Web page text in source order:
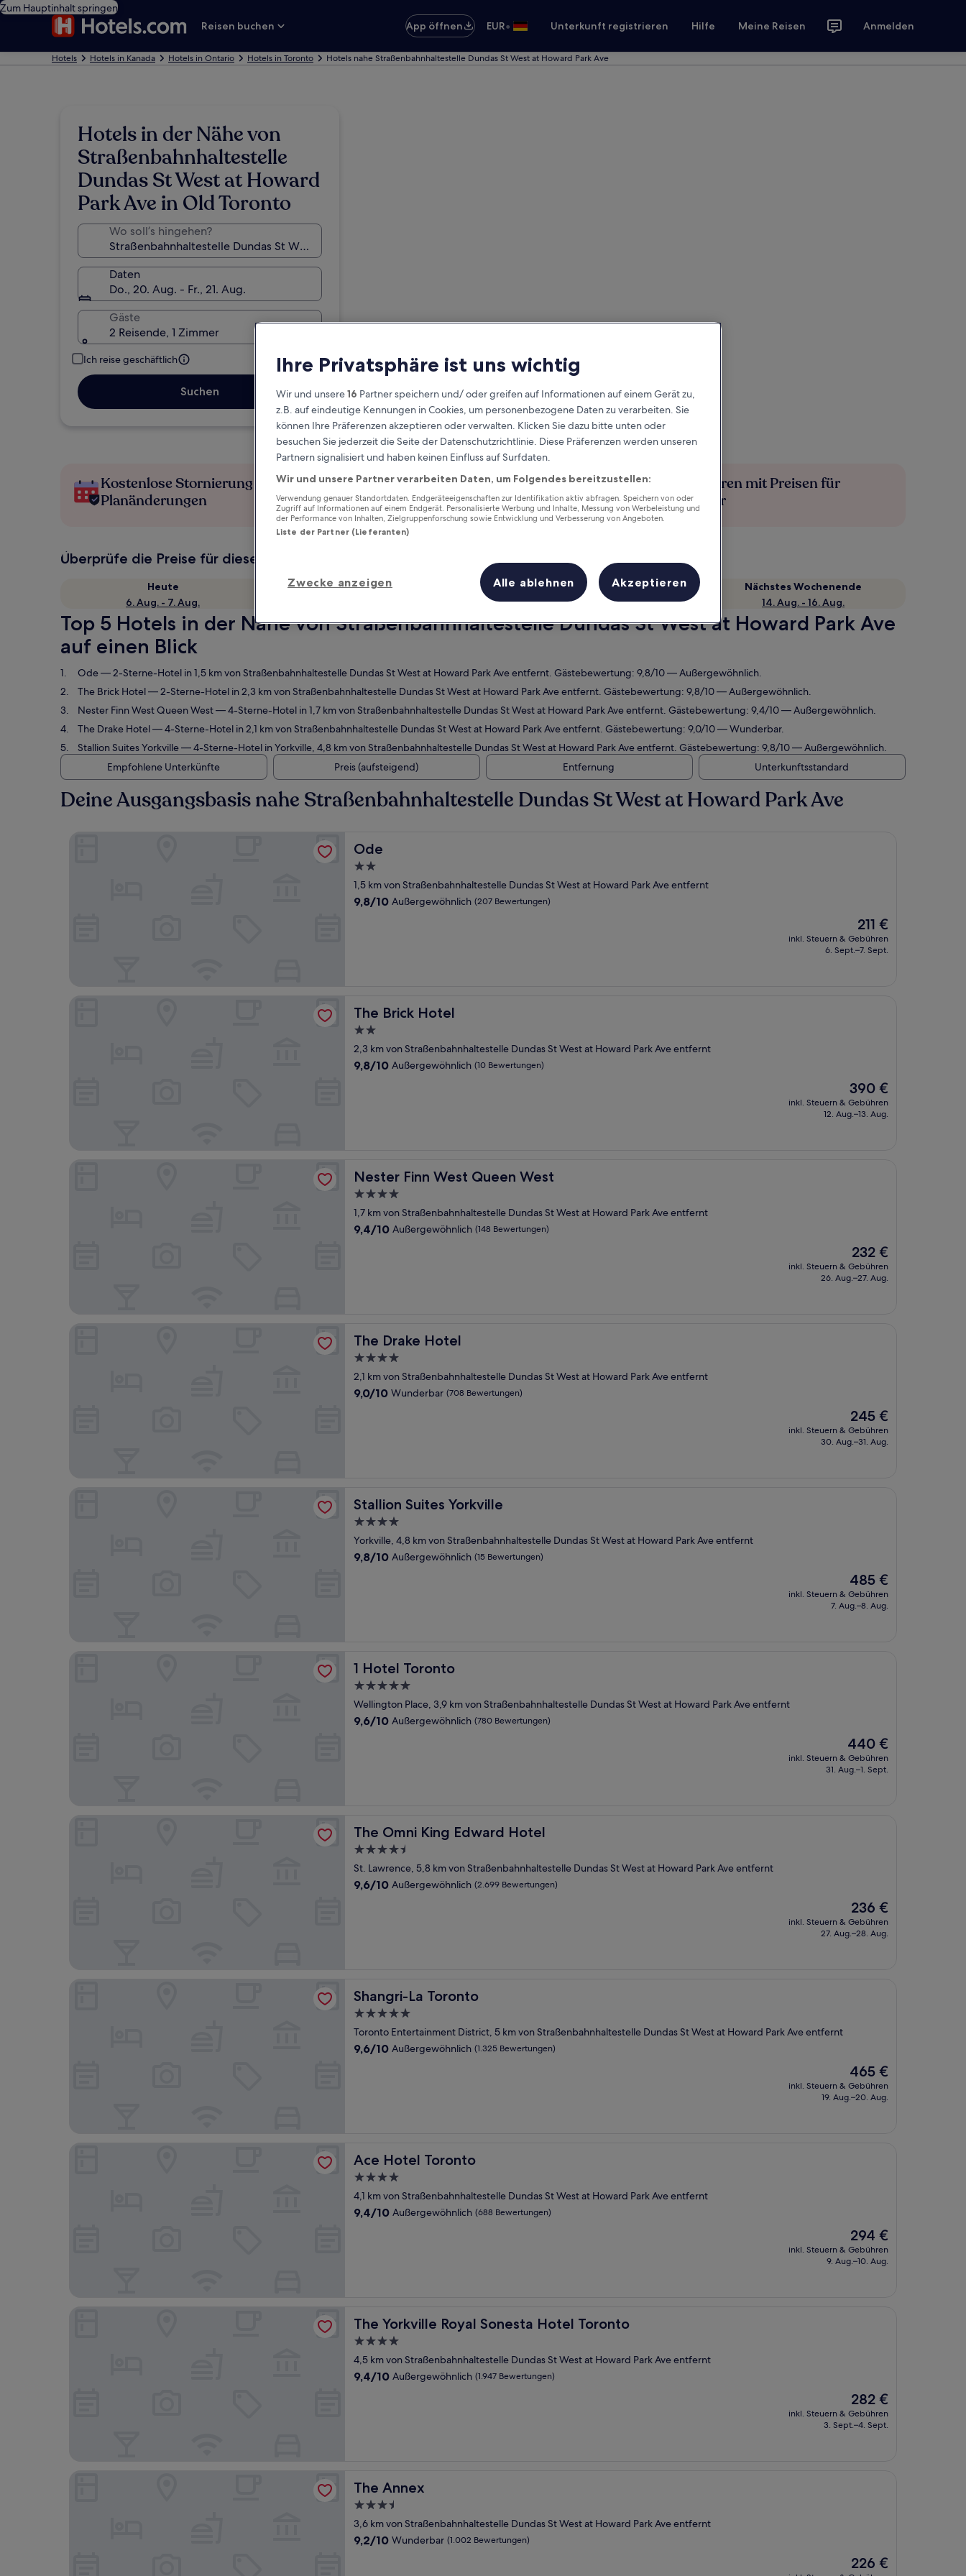
Zum Hauptinhalt springen
Reisen buchen
App öffnen EUR• Unterkunft registrieren Hilfe Meine Reisen Anmelden
Hotels Hotels in Kanada Hotels in Ontario Hotels in Toronto Hotels nahe Straßenbahnhaltestelle Dundas St West at Howard Park Ave
Hotels in der Nähe von
Straßenbahnhaltestelle
Dundas St West at Howard
Park Ave in Old Toronto
Wo soll’s hingehen?
Daten
Do., 20. Aug. - Fr., 21. Aug.
Gäste
2 Reisende, 1 Zimmer
Ich reise geschäftlich
Suchen
Kostenlose Stornierung bei
Planänderungen
Verdiene Prämien für jede
wahrgenommene Übernachtung
Mehr sparen mit Preisen für
Mitglieder
Überprüfe die Preise für diese Daten
Heute
6. Aug. - 7. Aug.
Morgen
Dieses Wochenende
7. Aug. - 9. Aug.
Nächstes Wochenende
14. Aug. - 16. Aug.
Top 5 Hotels in der Nähe von Straßenbahnhaltestelle Dundas St West at Howard Park Ave
auf einen Blick
Ode— 2-Sterne-Hotel in 1,5 km von Straßenbahnhaltestelle Dundas St West at Howard Park Ave entfernt. Gästebewertung: 9,8/10 — Außergewöhnlich.
The Brick Hotel— 2-Sterne-Hotel in 2,3 km von Straßenbahnhaltestelle Dundas St West at Howard Park Ave entfernt. Gästebewertung: 9,8/10 — Außergewöhnlich.
Nester Finn West Queen West— 4-Sterne-Hotel in 1,7 km von Straßenbahnhaltestelle Dundas St West at Howard Park Ave entfernt. Gästebewertung: 9,4/10 — Außergewöhnlich.
The Drake Hotel— 4-Sterne-Hotel in 2,1 km von Straßenbahnhaltestelle Dundas St West at Howard Park Ave entfernt. Gästebewertung: 9,0/10 — Wunderbar.
Stallion Suites Yorkville— 4-Sterne-Hotel in Yorkville, 4,8 km von Straßenbahnhaltestelle Dundas St West at Howard Park Ave entfernt. Gästebewertung: 9,8/10 — Außergewöhnlich.
Empfohlene Unterkünfte
Preis (aufsteigend) Entfernung Unterkunftsstandard
Deine Ausgangsbasis nahe Straßenbahnhaltestelle Dundas St West at Howard Park Ave
Ode
Ode
2.0-
Sterne-
Unterkunft
1,5 km von Straßenbahnhaltestelle Dundas St West at Howard Park Ave entfernt
9.8
9,8/10 Außergewöhnlich (207 Bewertungen)
Der
Preis
beträgt
211 €
inkl. Steuern & Gebühren
6. Sept.–7. Sept.
The Brick Hotel
The Brick Hotel
2.0-
Sterne-
Unterkunft
2,3 km von Straßenbahnhaltestelle Dundas St West at Howard Park Ave entfernt
9.8
9,8/10 Außergewöhnlich (10 Bewertungen)
Der
Preis
beträgt
390 €
inkl. Steuern & Gebühren
12. Aug.–13. Aug.
Nester Finn West Queen West
Nester Finn West Queen West
4.0-
Sterne-
Unterkunft
1,7 km von Straßenbahnhaltestelle Dundas St West at Howard Park Ave entfernt
9.4
9,4/10 Außergewöhnlich (148 Bewertungen)
Der
Preis
beträgt
232 €
inkl. Steuern & Gebühren
26. Aug.–27. Aug.
The Drake Hotel
The Drake Hotel
4.0-
Sterne-
Unterkunft
2,1 km von Straßenbahnhaltestelle Dundas St West at Howard Park Ave entfernt
9.0
9,0/10 Wunderbar (708 Bewertungen)
Der
Preis
beträgt
245 €
inkl. Steuern & Gebühren
30. Aug.–31. Aug.
Stallion Suites Yorkville
Stallion Suites Yorkville
4.0-
Sterne-
Unterkunft
Yorkville, 4,8 km von Straßenbahnhaltestelle Dundas St West at Howard Park Ave entfernt
9.8
9,8/10 Außergewöhnlich (15 Bewertungen)
Der
Preis
beträgt
485 €
inkl. Steuern & Gebühren
7. Aug.–8. Aug.
1 Hotel Toronto
1 Hotel Toronto
5.0-
Sterne-
Unterkunft
Wellington Place, 3,9 km von Straßenbahnhaltestelle Dundas St West at Howard Park Ave entfernt
9.6
9,6/10 Außergewöhnlich (780 Bewertungen)
Der
Preis
beträgt
440 €
inkl. Steuern & Gebühren
31. Aug.–1. Sept.
The Omni King Edward Hotel
The Omni King Edward Hotel
4.5-
Sterne-
Unterkunft
St. Lawrence, 5,8 km von Straßenbahnhaltestelle Dundas St West at Howard Park Ave entfernt
9.6
9,6/10 Außergewöhnlich (2.699 Bewertungen)
Der
Preis
beträgt
236 €
inkl. Steuern & Gebühren
27. Aug.–28. Aug.
Shangri-La Toronto
Shangri-La Toronto
5.0-
Sterne-
Unterkunft
Toronto Entertainment District, 5 km von Straßenbahnhaltestelle Dundas St West at Howard Park Ave entfernt
9.6
9,6/10 Außergewöhnlich (1.325 Bewertungen)
Der
Preis
beträgt
465 €
inkl. Steuern & Gebühren
19. Aug.–20. Aug.
Ace Hotel Toronto
Ace Hotel Toronto
4.0-
Sterne-
Unterkunft
4,1 km von Straßenbahnhaltestelle Dundas St West at Howard Park Ave entfernt
9.4
9,4/10 Außergewöhnlich (688 Bewertungen)
Der
Preis
beträgt
294 €
inkl. Steuern & Gebühren
9. Aug.–10. Aug.
The Yorkville Royal Sonesta Hotel Toronto
The Yorkville Royal Sonesta Hotel Toronto
4.0-
Sterne-
Unterkunft
4,5 km von Straßenbahnhaltestelle Dundas St West at Howard Park Ave entfernt
9.4
9,4/10 Außergewöhnlich (1.947 Bewertungen)
Der
Preis
beträgt
282 €
inkl. Steuern & Gebühren
3. Sept.–4. Sept.
The Annex
The Annex
3.5-
Sterne-
Unterkunft
3,6 km von Straßenbahnhaltestelle Dundas St West at Howard Park Ave entfernt
9.2
9,2/10 Wunderbar (1.002 Bewertungen)
Der
Preis
226 €
Ihre Privatsphäre ist uns wichtig
Wir und unsere16 Partner speichern und/ oder greifen auf Informationen auf einem Gerät zu,
z.B. auf eindeutige Kennungen in Cookies, um personenbezogene Daten zu verarbeiten. Sie
können Ihre Präferenzen akzeptieren oder verwalten. Klicken Sie dazu bitte unten oder
besuchen Sie jederzeit die Seite der Datenschutzrichtlinie. Diese Präferenzen werden unseren
Partnern signalisiert und haben keinen Einfluss auf Surfdaten.
Wir und unsere Partner verarbeiten Daten, um Folgendes bereitzustellen:
Verwendung genauer Standortdaten. Endgeräteeigenschaften zur Identifikation aktiv abfragen. Speichern von oder
Zugriff auf Informationen auf einem Endgerät. Personalisierte Werbung und Inhalte, Messung von Werbeleistung und
der Performance von Inhalten, Zielgruppenforschung sowie Entwicklung und Verbesserung von Angeboten.
Liste der Partner (Lieferanten)
Zwecke anzeigen Alle ablehnen Akzeptieren